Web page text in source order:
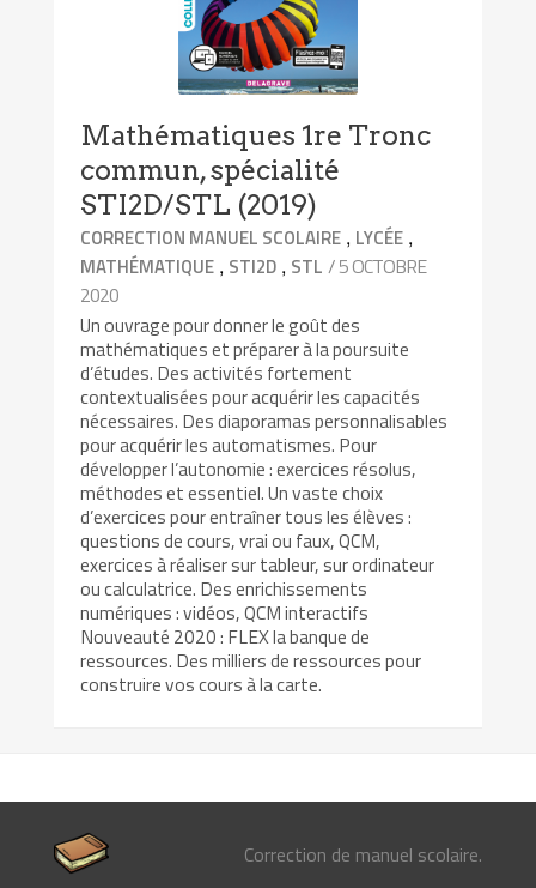
Mathématiques 1re Tronc
commun, spécialité
STI2D/STL (2019)
CORRECTION MANUEL SCOLAIRE , LYCÉE ,
MATHÉMATIQUE , STI2D , STL / 5 OCTOBRE
2020
Un ouvrage pour donner le goût des
mathématiques et préparer à la poursuite
d’études. Des activités fortement
contextualisées pour acquérir les capacités
nécessaires. Des diaporamas personnalisables
pour acquérir les automatismes. Pour
développer l’autonomie : exercices résolus,
méthodes et essentiel. Un vaste choix
d’exercices pour entraîner tous les élèves :
questions de cours, vrai ou faux, QCM,
exercices à réaliser sur tableur, sur ordinateur
ou calculatrice. Des enrichissements
numériques : vidéos, QCM interactifs
Nouveauté 2020 : FLEX la banque de
ressources. Des milliers de ressources pour
construire vos cours à la carte.
Correction de manuel scolaire.